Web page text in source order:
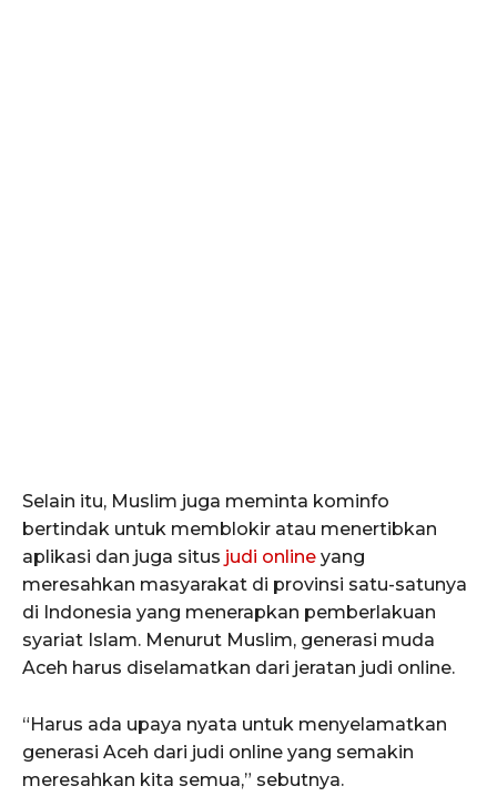
Selain itu, Muslim juga meminta kominfo
bertindak untuk memblokir atau menertibkan
aplikasi dan juga situs judi online yang
meresahkan masyarakat di provinsi satu-satunya
di Indonesia yang menerapkan pemberlakuan
syariat Islam. Menurut Muslim, generasi muda
Aceh harus diselamatkan dari jeratan judi online.
“Harus ada upaya nyata untuk menyelamatkan
generasi Aceh dari judi online yang semakin
meresahkan kita semua,” sebutnya.